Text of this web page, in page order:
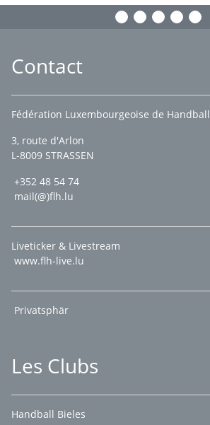
Contact
Fédération Luxembourgeoise de Handball
3, route d'Arlon
L-8009 STRASSEN
+352 48 54 74
mail(@)flh.lu
Liveticker & Livestream
www.flh-live.lu
Privatsphär
Les Clubs
Handball Bieles